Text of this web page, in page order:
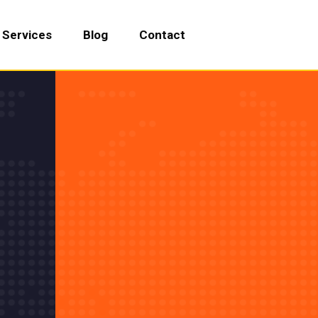
Services Blog Contact